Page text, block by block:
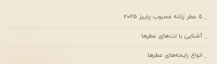
← ۵ عطر زنانه محبوب پاییز ۲۰۲۵
←آشنایی با نت‌های عطرها
← انواع رایحه‌های عطرها